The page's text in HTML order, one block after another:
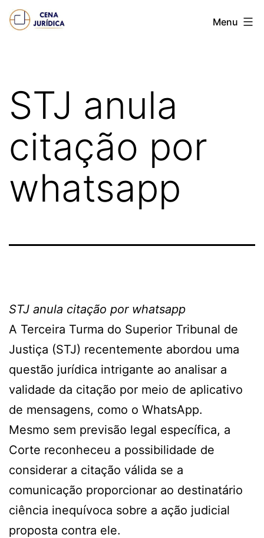
Pular
para
Cena
Menu
STJ anula
citação por
whatsapp
STJ anula citação por whatsapp
A Terceira Turma do Superior Tribunal de
Justiça (STJ) recentemente abordou uma
questão jurídica intrigante ao analisar a
validade da citação por meio de aplicativo
de mensagens, como o WhatsApp.
Mesmo sem previsão legal específica, a
Corte reconheceu a possibilidade de
considerar a citação válida se a
comunicação proporcionar ao destinatário
ciência inequívoca sobre a ação judicial
proposta contra ele.